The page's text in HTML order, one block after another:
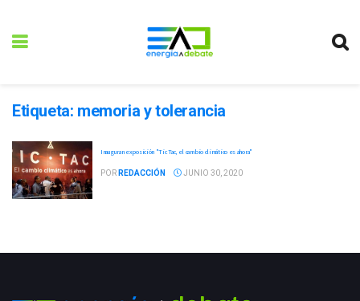
Etiqueta: memoria y tolerancia
Inauguran exposición "Tic Tac, el cambio climático es ahora"
POR REDACCIÓN JUNIO 30, 2020